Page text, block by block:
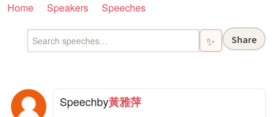
Home Speakers Speeches
✨ Share
Speechby黃雅萍